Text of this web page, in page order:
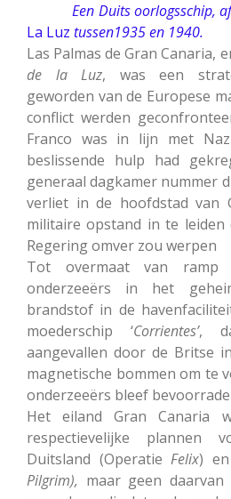
Een Duits oorlogsschip,
La Luz tussen1935 en 1940.
Las Palmas de Gran Canaria,
de la Luz, was een
geworden van de Europese
conflict werden
Franco was in lijn met
beslissende hulp had
generaal dagkamer nummer
verliet in de hoofdstad van
militaire opstand in te leiden
Regering omver zou werpen
Tot overmaat van ramp
onderzeeërs in het
brandstof in de
moederschip ‘Corrientes’,
aangevallen door de Britse
magnetische bommen om te
onderzeeërs bleef
Het eiland Gran Canaria
respectievelijke plannen
Duitsland (OperatieFelix) en
Pilgrim), maar geen